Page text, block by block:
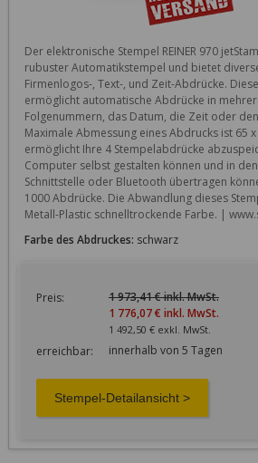
Der elektronische Stempel REINER 970
rubuster Automatikstempel und bietet
Firmenlogos-, Text-, und Zeit-Abdrücke.
ermöglicht automatische Abdrücke in
Folgenummern, das Datum, die Zeit oder
Maximale Abmessung eines Abdrucks ist 65
ermöglicht Ihre 4 Stempelabdrücke
Computer selbst gestalten können und in
Schnittstelle oder Bluetooth übertragen
1000 Abdrücke. Die Abwandlung dieses
Metall-Plastic schnelltrockende Farbe. |
Farbe des Abdruckes: schwarz
Preis:
1 973,41 € inkl. MwSt.
1 776,07 € inkl. MwSt.
1 492,50 € exkl. MwSt.
erreichbar: innerhalb von 5 Tagen